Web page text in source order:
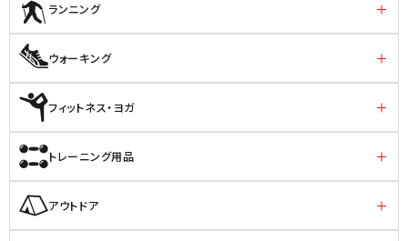
ランニング
ウォーキング
フィットネス・ヨガ
トレーニング用品
アウトドア